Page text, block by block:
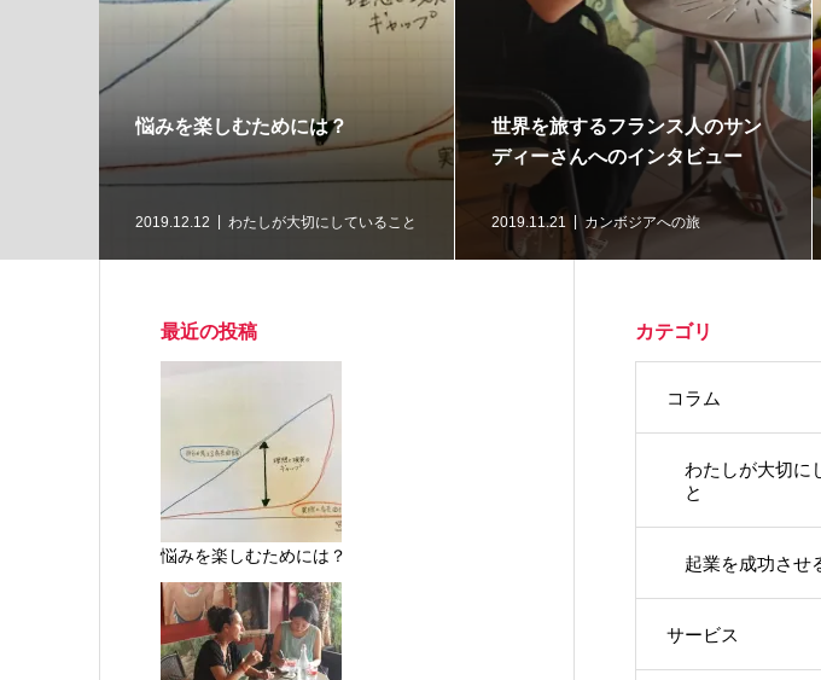
悩みを楽しむためには？
2019.12.12 わたしが大切にしていること
世界を旅するフランス人のサン
ディーさんへのインタビュー
2019.11.21 カンボジアへの旅
最近の投稿
悩みを楽しむためには？
カテゴリ
コラム
わたしが大切に
と
起業を成功させ
サービス